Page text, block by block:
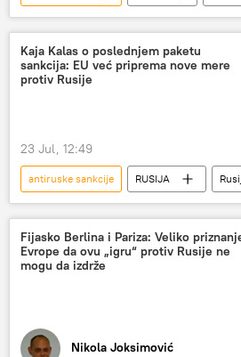
Evropska unija (EU)
sankcije
Kaja Kalas o poslednjem paketu
sankcija: EU već priprema nove mere
protiv Rusije
23 Jul, 12:49
antiruske sankcije RUSIJA
Rusija
Kaja Kalas
Evropska unija (EU)
Fijasko Berlina i Pariza: Veliko
Evrope da ovu „igru“ protiv Rusije ne
mogu da izdrže
Nikola Joksimović